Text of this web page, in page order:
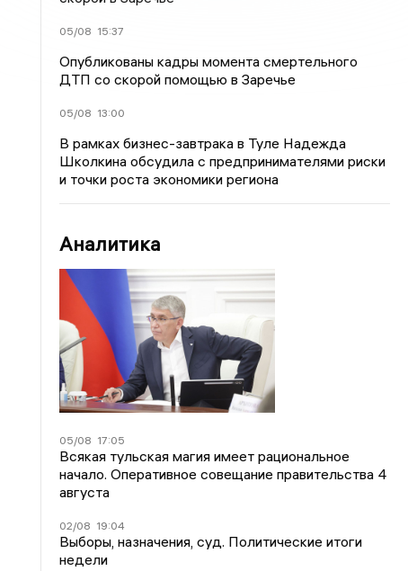
05/08 15:37
Опубликованы кадры момента смертельного
ДТП со скорой помощью в Заречье
05/08 13:00
В рамках бизнес-завтрака в Туле Надежда
Школкина обсудила с предпринимателями риски
и точки роста экономики региона
Аналитика
05/08 17:05
Всякая тульская магия имеет рациональное
начало. Оперативное совещание правительства 4
августа
02/08 19:04
Выборы, назначения, суд. Политические итоги
недели